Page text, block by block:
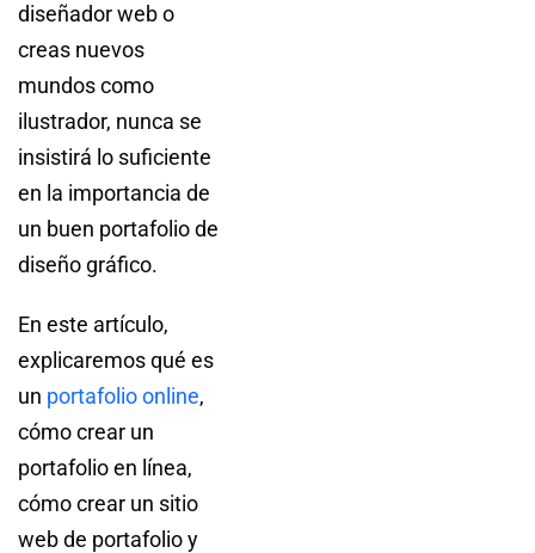
diseñador web o
creas nuevos
mundos como
ilustrador, nunca se
insistirá lo suficiente
en la importancia de
un buen portafolio de
diseño gráfico.
En este artículo,
explicaremos qué es
un portafolio online,
cómo crear un
portafolio en línea,
cómo crear un sitio
web de portafolio y